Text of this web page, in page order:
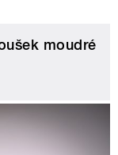
moudré